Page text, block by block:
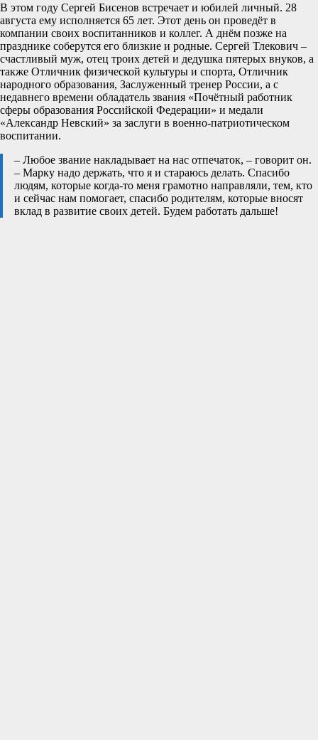
В этом году Сергей Бисенов встречает и юбилей личный. 28
августа ему исполняется 65 лет. Этот день он проведёт в
компании своих воспитанников и коллег. А днём позже на
празднике соберутся его близкие и родные. Сергей Тлекович –
счастливый муж, отец троих детей и дедушка пятерых внуков, а
также Отличник физической культуры и спорта, Отличник
народного образования, Заслуженный тренер России, а с
недавнего времени обладатель звания «Почётный работник
сферы образования Российской Федерации» и медали
«Александр Невский» за заслуги в военно-патриотическом
воспитании.
– Любое звание накладывает на нас отпечаток, – говорит он.
– Марку надо держать, что я и стараюсь делать. Спасибо
людям, которые когда-то меня грамотно направляли, тем, кто
и сейчас нам помогает, спасибо родителям, которые вносят
вклад в развитие своих детей. Будем работать дальше!